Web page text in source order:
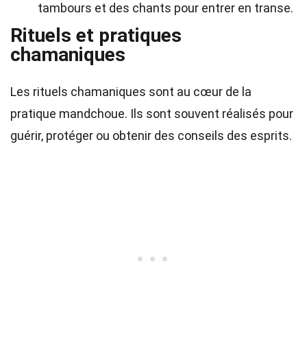
tambours et des chants pour entrer en transe.
Rituels et pratiques
chamaniques
Les rituels chamaniques sont au cœur de la
pratique mandchoue. Ils sont souvent réalisés pour
guérir, protéger ou obtenir des conseils des esprits.